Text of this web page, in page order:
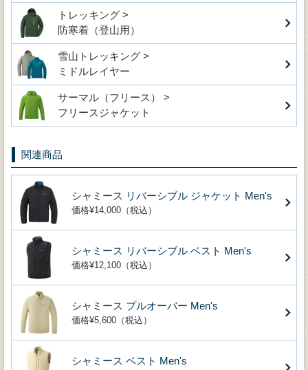
トレッキング >
防寒着（登山用）
雪山トレッキング >
ミドルレイヤー
サーマル（フリース） >
フリースジャケット
関連商品
シャミース リバーシブル ジャケット Men's
価格¥14,000（税込）
シャミース リバーシブル ベスト Men's
価格¥12,100（税込）
シャミース プルオーバー Men's
価格¥5,600（税込）
シャミース ベスト Men's